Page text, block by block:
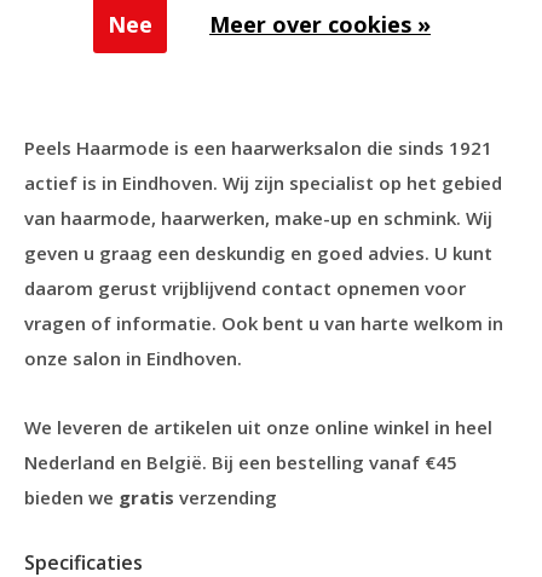
haarwerken en pruiken. Alle haarwerktapes van 3M kunt
Peels Haarmode is een haarwerksalon die sinds 1921
actief is in Eindhoven. Wij zijn specialist op het gebied
van haarmode, haarwerken, make-up en schmink. Wij
geven u graag een deskundig en goed advies. U kunt
daarom gerust vrijblijvend contact opnemen voor
vragen of informatie. Ook bent u van harte welkom in
onze salon in Eindhoven.
We leveren de artikelen uit onze online winkel in heel
Nederland en België. Bij een bestelling vanaf €45
bieden we gratis verzending
Specificaties
Nee Meer over cookies »